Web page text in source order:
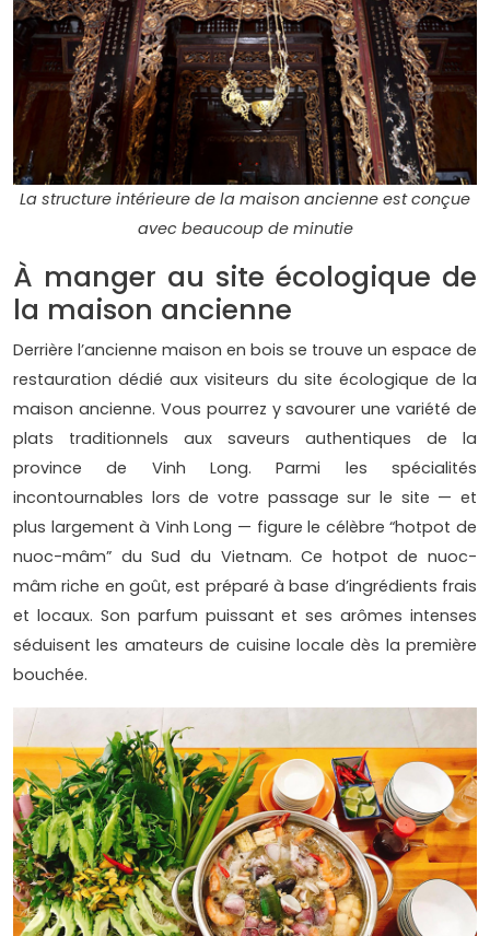
La structure intérieure de la maison ancienne est conçue
avec beaucoup de minutie
À manger au site écologique de
la maison ancienne
Derrière l’ancienne maison en bois se trouve un espace de
restauration dédié aux visiteurs du site écologique de la
maison ancienne. Vous pourrez y savourer une variété de
plats traditionnels aux saveurs authentiques de la
province de Vinh Long. Parmi les spécialités
incontournables lors de votre passage sur le site — et
plus largement à Vinh Long — figure le célèbre “hotpot de
nuoc-mâm” du Sud du Vietnam. Ce hotpot de nuoc-
mâm riche en goût, est préparé à base d’ingrédients frais
et locaux. Son parfum puissant et ses arômes intenses
séduisent les amateurs de cuisine locale dès la première
bouchée.